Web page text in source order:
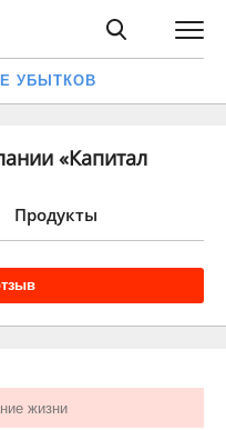
УБЫТКОВ
«Капитал
Продукты
жизни